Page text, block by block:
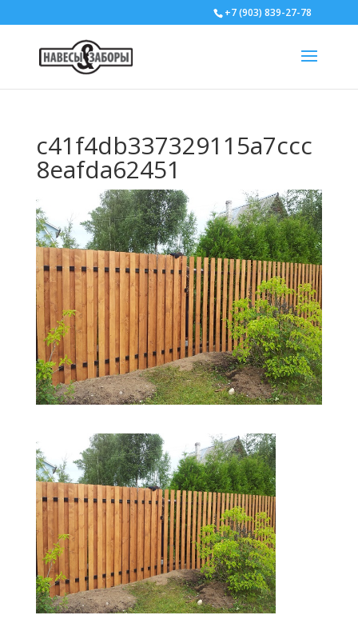
+7 (903) 839-27-78
c41f4db337329115a7ccc
8eafda62451